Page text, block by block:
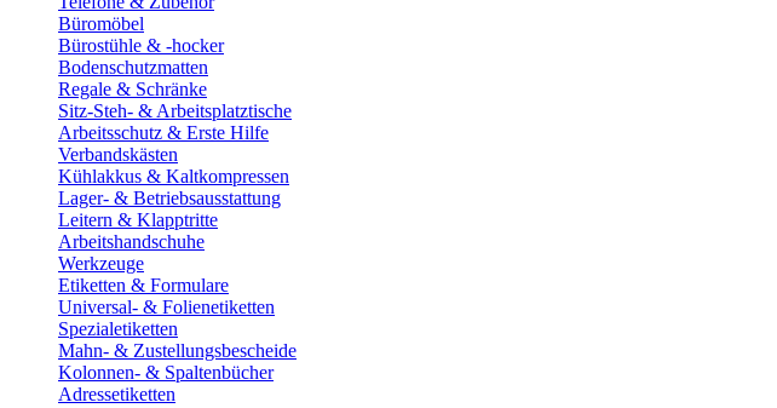
Büromöbel
Bürostühle & -hocker
Bodenschutzmatten
Regale & Schränke
Sitz-Steh- & Arbeitsplatztische
Arbeitsschutz & Erste Hilfe
Verbandskästen
Kühlakkus & Kaltkompressen
Lager- & Betriebsausstattung
Leitern & Klapptritte
Arbeitshandschuhe
Werkzeuge
Etiketten & Formulare
Universal- & Folienetiketten
Spezialetiketten
Mahn- & Zustellungsbescheide
Kolonnen- & Spaltenbücher
Adressetiketten